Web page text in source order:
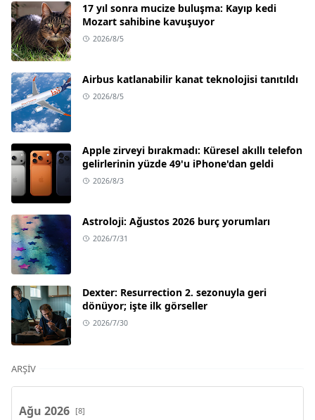
17 yıl sonra mucize buluşma: Kayıp kedi
Mozart sahibine kavuşuyor
2026/8/5
Airbus katlanabilir kanat teknolojisi tanıtıldı
2026/8/5
Apple zirveyi bırakmadı: Küresel akıllı telefon
gelirlerinin yüzde 49'u iPhone'dan geldi
2026/8/3
Astroloji: Ağustos 2026 burç yorumları
2026/7/31
Dexter: Resurrection 2. sezonuyla geri
dönüyor; işte ilk görseller
2026/7/30
ARŞIV
Ağu 2026 [8]